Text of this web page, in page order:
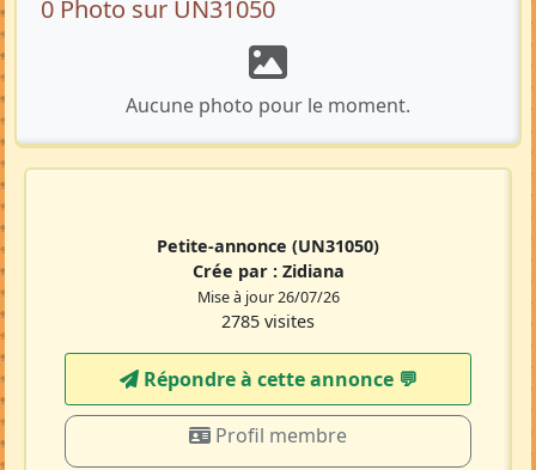
0 Photo sur UN31050
Aucune photo pour le moment.
Petite-annonce (UN31050)
Crée par : Zidiana
Mise à jour 26/07/26
2785 visites
Répondre à cette annonce 💬​
Profil membre